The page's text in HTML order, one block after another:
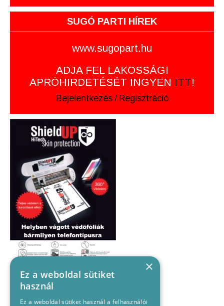
SUGÓ PARTI HÍREK
www.sugopart.hu
ADJA FEL LAKOSSÁGI
APRÓHIRDETÉSÉT INGYEN ITT!
Bejelentkezés / Regisztráció
×
Ez a weboldal sütiket
használ
Ez a weboldal sütiket használ a felhasználói